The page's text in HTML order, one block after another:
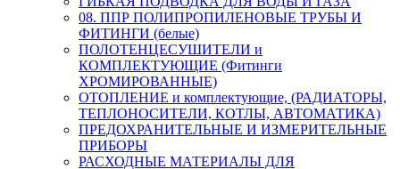
08. ППР ПОЛИПРОПИЛЕНОВЫЕ ТРУБЫ И
ФИТИНГИ (белые)
ПОЛОТЕНЦЕСУШИТЕЛИ и
КОМПЛЕКТУЮЩИЕ (Фитинги
ХРОМИРОВАННЫЕ)
ОТОПЛЕНИЕ и комплектующие, (РАДИАТОРЫ,
ТЕПЛОНОСИТЕЛИ, КОТЛЫ, АВТОМАТИКА)
ПРЕДОХРАНИТЕЛЬНЫЕ И ИЗМЕРИТЕЛЬНЫЕ
ПРИБОРЫ
РАСХОДНЫЕ МАТЕРИАЛЫ ДЛЯ